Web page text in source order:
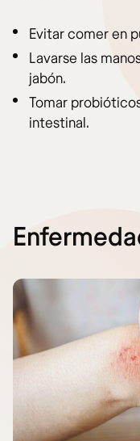
Evitar comer en
Lavarse las
jabón.
Tomar
intestinal.